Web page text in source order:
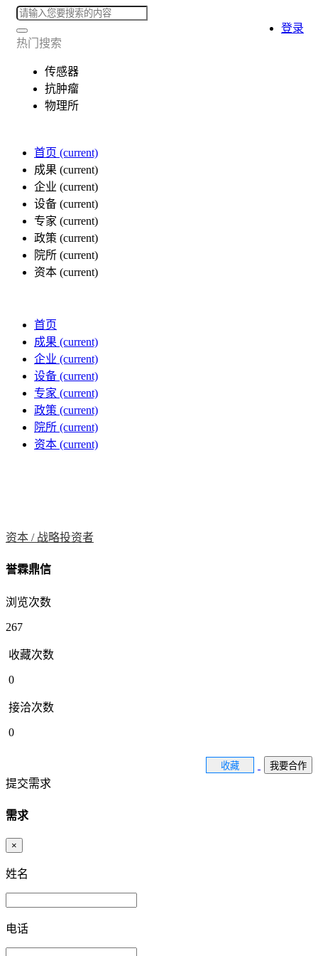
热门搜索
传感器
抗肿瘤
物理所
首页 (current)
成果 (current)
企业 (current)
设备 (current)
专家 (current)
政策 (current)
院所 (current)
资本 (current)
登录
首页
成果 (current)
企业 (current)
设备 (current)
专家 (current)
政策 (current)
院所 (current)
资本 (current)
资本 / 战略投资者
誉霖鼎信
浏览次数
267
收藏次数
0
接洽次数
0
收藏 我要合作
提交需求
需求
×
姓名
电话